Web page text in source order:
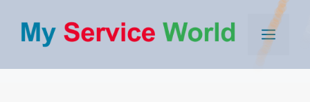
content
Menu